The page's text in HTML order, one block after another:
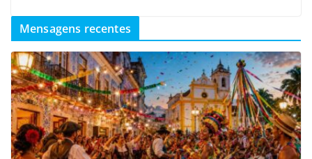
Mensagens recentes